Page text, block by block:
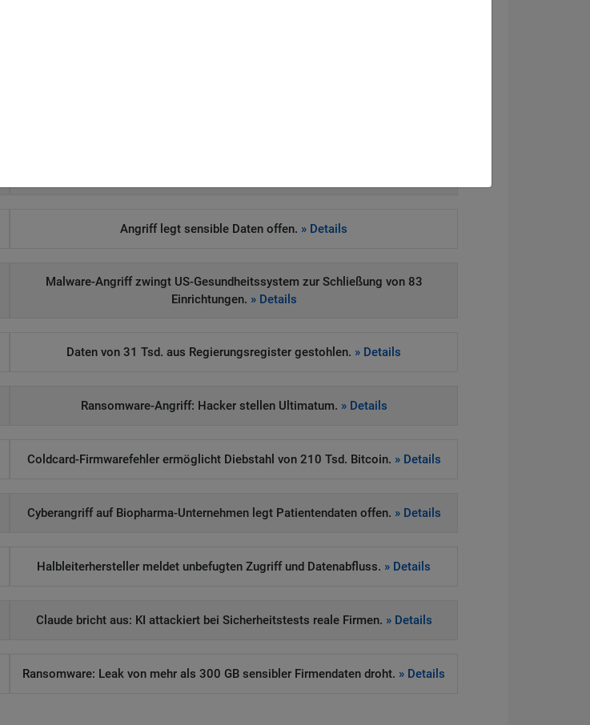
Angriff legt sensible Daten offen. » Details
Malware-Angriff zwingt US-Gesundheitssystem zur Schließung von 83
Einrichtungen. » Details
Daten von 31 Tsd. aus Regierungsregister gestohlen. » Details
Ransomware-Angriff: Hacker stellen Ultimatum. » Details
Coldcard-Firmwarefehler ermöglicht Diebstahl von 210 Tsd. Bitcoin. » Details
Cyberangriff auf Biopharma-Unternehmen legt Patientendaten offen. » Details
Halbleiterhersteller meldet unbefugten Zugriff und Datenabfluss. » Details
Claude bricht aus: KI attackiert bei Sicherheitstests reale Firmen. » Details
Ransomware: Leak von mehr als 300 GB sensibler Firmendaten droht. » Details